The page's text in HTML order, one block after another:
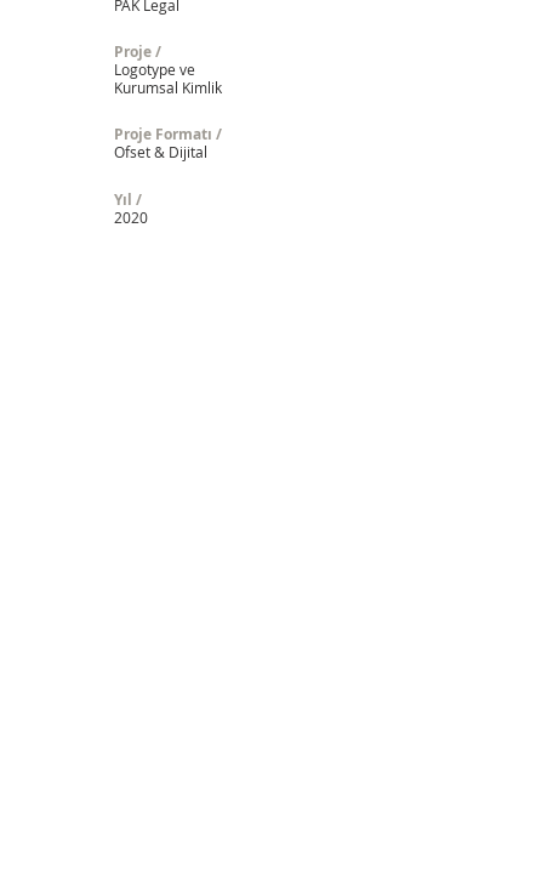
PAK Legal
Proje /
Logotype ve
Kurumsal Kimlik
Proje Formatı /
Ofset & Dijital
Yıl /
2020